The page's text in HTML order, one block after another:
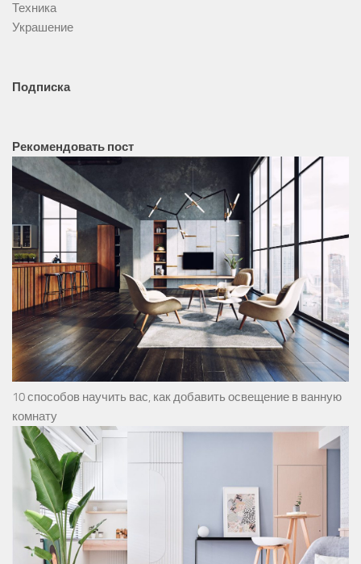
Техника
Украшение
Подписка
Рекомендовать пост
10 способов научить вас, как добавить освещение в ванную
комнату